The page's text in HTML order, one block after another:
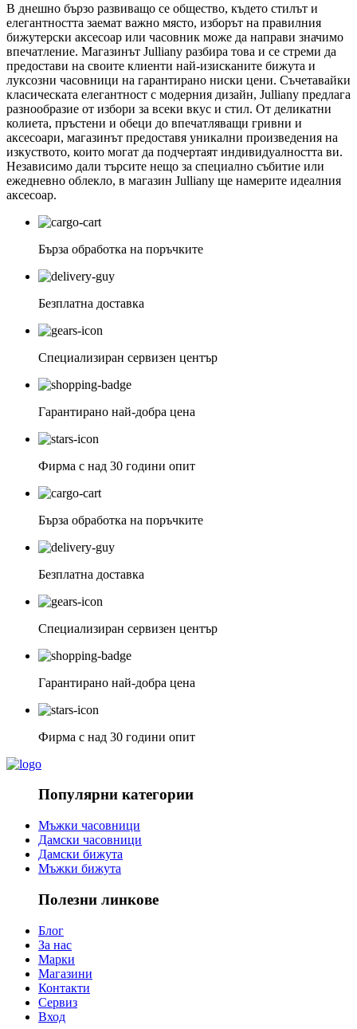
В днешно бързо развиващо се общество, където стилът и
елегантността заемат важно място, изборът на правилния
бижутерски аксесоар или часовник може да направи значимо
впечатление. Магазинът Julliany разбира това и се стреми да
предостави на своите клиенти най-изисканите бижута и
луксозни часовници на гарантирано ниски цени. Съчетавайки
класическата елегантност с модерния дизайн, Julliany предлага
разнообразие от избори за всеки вкус и стил. От деликатни
колиета, пръстени и обеци до впечатляващи гривни и
аксесоари, магазинът предоставя уникални произведения на
изкуството, които могат да подчертаят индивидуалността ви.
Независимо дали търсите нещо за специално събитие или
ежедневно облекло, в магазин Julliany ще намерите идеалния
аксесоар.
Бърза обработка на поръчките
Безплатна доставка
Специализиран сервизен център
Гарантирано най-добра цена
Фирма с над 30 години опит
Бърза обработка на поръчките
Безплатна доставка
Специализиран сервизен център
Гарантирано най-добра цена
Фирма с над 30 години опит
Популярни категории
Мъжки часовници
Дамски часовници
Дамски бижута
Мъжки бижута
Полезни линкове
Блог
За нас
Марки
Магазини
Контакти
Сервиз
Вход